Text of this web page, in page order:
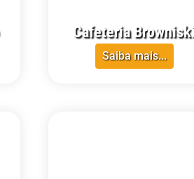
Cafeteria
Saiba mais...